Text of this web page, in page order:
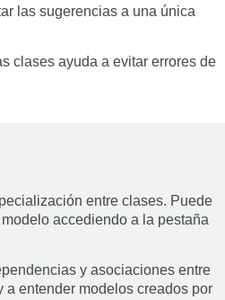
las sugerencias a una única
clases ayuda a evitar errores de
entre clases. Puede
accediendo a la pestaña
y asociaciones entre
entender modelos creados por